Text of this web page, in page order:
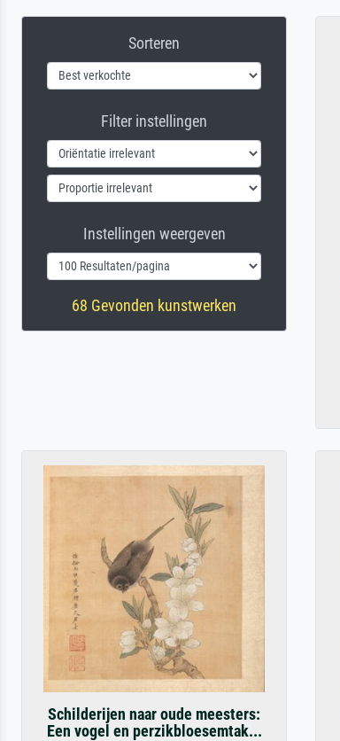
Sorteren
Filter instellingen
Instellingen weergeven
68 Gevonden kunstwerken
Schilderijen naar oude meesters:
Een vogel en perzikbloesemtak...